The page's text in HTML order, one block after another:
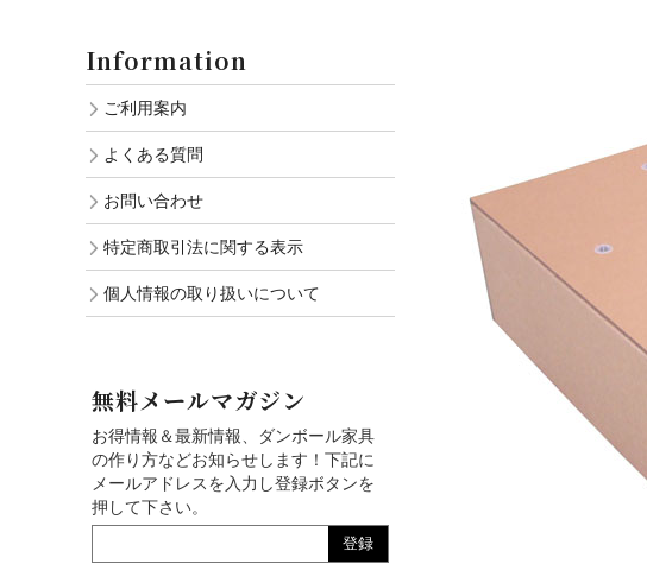
Information
ご利用案内
よくある質問
お問い合わせ
特定商取引法に関する表示
個人情報の取り扱いについて
無料メールマガジン
お得情報＆最新情報、ダンボール家具
の作り方などお知らせします！下記に
メールアドレスを入力し登録ボタンを
押して下さい。